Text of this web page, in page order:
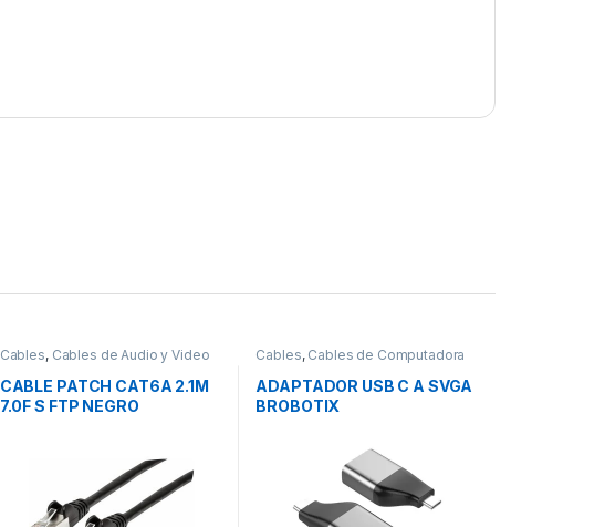
Cables, Cables de Audio y Video
CABLE PATCH CAT6A 2.1M
7.0F S FTP NEGRO
Cables, Cables de Computadora
ADAPTADOR USB C A SVGA
BROBOTIX